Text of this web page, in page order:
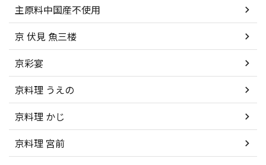
主原料中国産不使用
京 伏見 魚三楼
京彩宴
京料理 うえの
京料理 かじ
京料理 宮前